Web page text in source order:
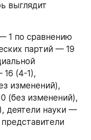
выглядит
1 по сравнению
партий — 19
16 (4-1),
изменений),
(без изменений),
деятели науки —